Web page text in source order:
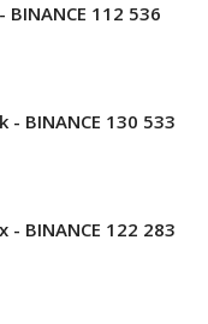
112 536
BINANCE 130 533
BINANCE 122 283